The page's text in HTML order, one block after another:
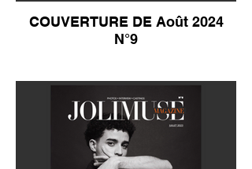
COUVERTURE DE Août 2024
N°9